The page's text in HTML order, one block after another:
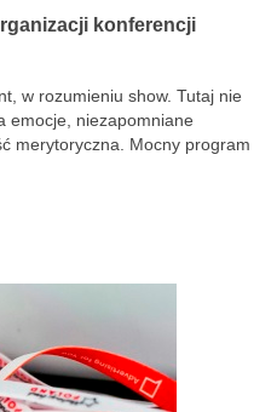
konferencji
w rozumieniu show. Tutaj nie
emocje, niezapomniane
merytoryczna. Mocny program